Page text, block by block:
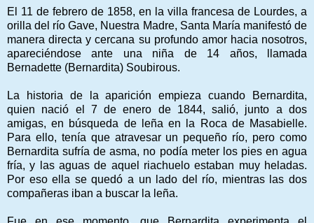
El 11 de febrero de 1858, en la villa francesa de Lourdes, a
orilla del río Gave, Nuestra Madre, Santa María manifestó de
manera directa y cercana su profundo amor hacia nosotros,
apareciéndose ante una niña de 14 años, llamada
Bernadette (Bernardita) Soubirous.
La historia de la aparición empieza cuando Bernardita,
quien nació el 7 de enero de 1844, salió, junto a dos
amigas, en búsqueda de leña en la Roca de Masabielle.
Para ello, tenía que atravesar un pequeño río, pero como
Bernardita sufría de asma, no podía meter los pies en agua
fría, y las aguas de aquel riachuelo estaban muy heladas.
Por eso ella se quedó a un lado del río, mientras las dos
compañeras iban a buscar la leña.